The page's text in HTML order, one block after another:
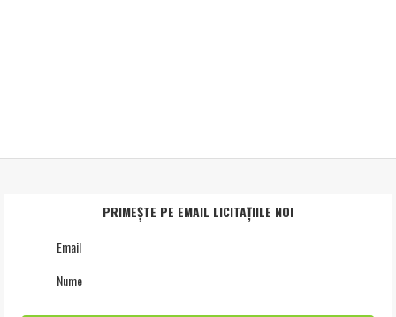
PRIMEȘTE PE EMAIL LICITAȚIILE NOI